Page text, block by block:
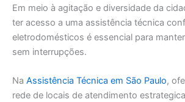
Em meio à agitação e diversidade da
ter acesso a uma assistência técnica
eletrodomésticos é essencial para
sem interrupções.
Na Assistência Técnica em São Paulo,
rede de locais de atendimento